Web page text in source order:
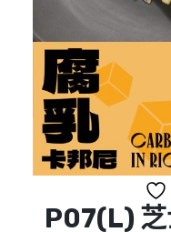
P07(L) 芝